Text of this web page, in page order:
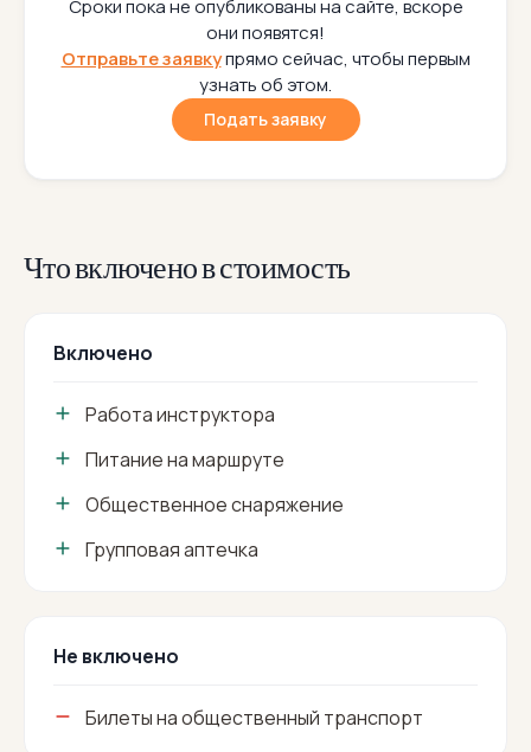
Сроки пока не опубликованы на сайте, вскоре
они появятся!
Отправьте заявкупрямо сейчас, чтобы первым
узнать об этом.
Подать заявку
Что включено в стоимость
Включено
Работа инструктора
Питание на маршруте
Общественное снаряжение
Групповая аптечка
Не включено
Билеты на общественный транспорт